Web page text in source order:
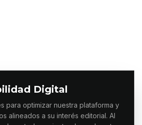
Digital
para optimizar nuestra plataforma y
alineados a su interés editorial. Al
MX. ALGUNOS DERECHOS